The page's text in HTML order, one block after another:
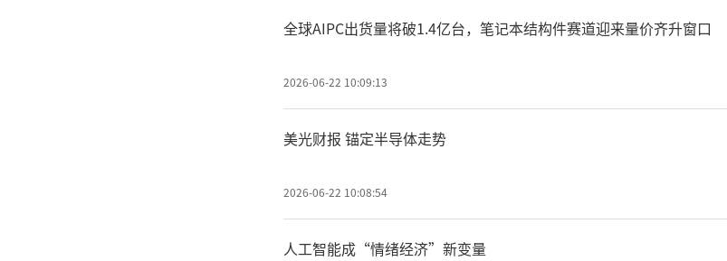
全球AIPC出货量将破1.4亿台，笔记本结构件赛道迎来量价齐升窗口
2026-06-22 10:09:13
美光财报 锚定半导体走势
2026-06-22 10:08:54
人工智能成“情绪经济”新变量